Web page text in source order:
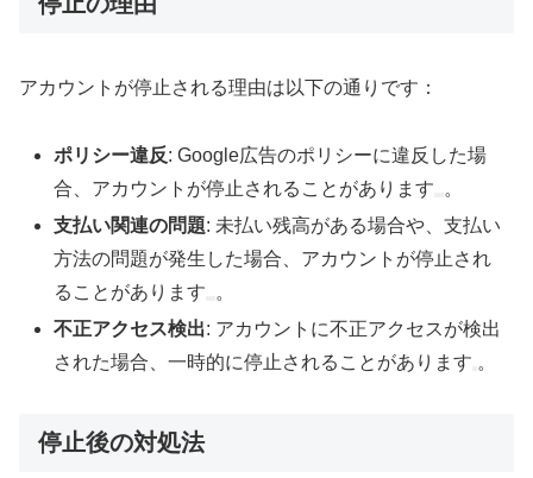
アカウントが停止される理由は以下の通りです：
ポリシー違反: Google広告のポリシーに違反した場
合、アカウントが停止されることがあります
。
支払い関連の問題: 未払い残高がある場合や、支払い
方法の問題が発生した場合、アカウントが停止され
ることがあります
。
不正アクセス検出: アカウントに不正アクセスが検出
された場合、一時的に停止されることがあります 。
停止後の対処法